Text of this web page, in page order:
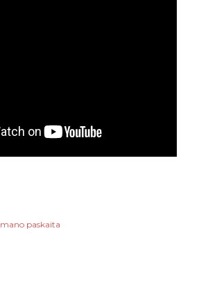
mano paskaita